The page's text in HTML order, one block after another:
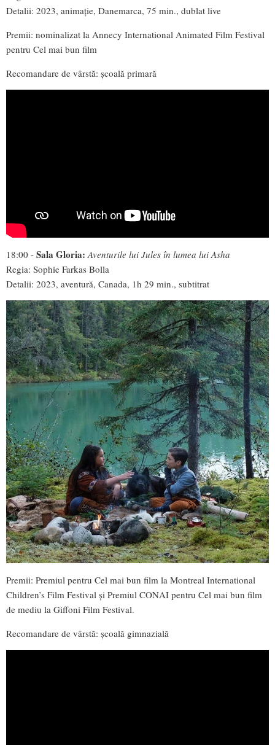
Detalii: 2023, animație, Danemarca, 75 min., dublat live
Premii: nominalizat la Annecy International Animated Film Festival
pentru Cel mai bun film
Recomandare de vârstă: școală primară
18:00 - Sala Gloria:Aventurile lui Jules în lumea lui Asha
Regia: Sophie Farkas Bolla
Detalii: 2023, aventură, Canada, 1h 29 min., subtitrat
Premii: Premiul pentru Cel mai bun film la Montreal International
Children’s Film Festival și Premiul CONAI pentru Cel mai bun film
de mediu la Giffoni Film Festival.
Recomandare de vârstă: școală gimnazială